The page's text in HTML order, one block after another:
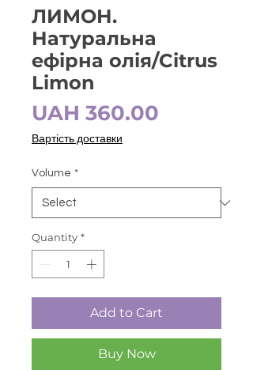
ЛИМОН.
Натуральна
ефірна олія/Citrus
Limon
UAH 360.00
Вартість доставки
Volume *
Quantity *
Add to Cart
Buy Now